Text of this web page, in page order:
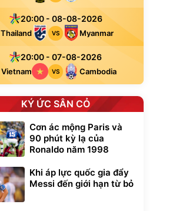
20:00 - 08-08-2026
Thailand VS Myanmar
20:00 - 07-08-2026
Vietnam VS Cambodia
KÝ ỨC SÂN CỎ
Cơn ác mộng Paris và
90 phút kỳ lạ của
Ronaldo năm 1998
Khi áp lực quốc gia đẩy
Messi đến giới hạn từ bỏ